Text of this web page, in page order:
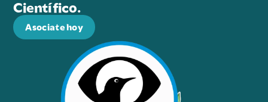
Científico.
Asociate hoy